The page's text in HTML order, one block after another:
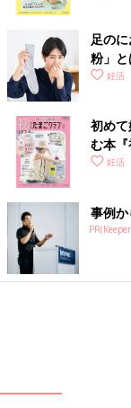
足の
粉」と
妊活
初め
む本『
妊活
事例か